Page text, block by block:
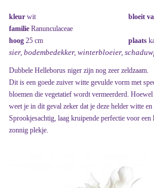
kleur wit bloeit
familie Ranunculaceae
hoog 25 cm plaats
sier, bodembedekker, winterbloeier,
Dubbele Helleborus niger zijn nog zeer zeldzaam.
Dit is een goede zuiver witte gevulde vorm met
bloemen die vegetatief wordt vermeerderd.
weet je in dit geval zeker dat je deze helder witte
Sprookjesachtig, laag kruipende perfectie voor een
zonnig plekje.